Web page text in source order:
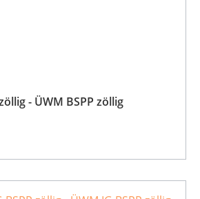
- ÜWM BSPP zöllig